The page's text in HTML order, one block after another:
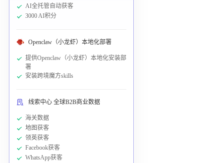
AI全托管自动获客
3000 AI积分
Openclaw（小龙虾）本地化部署
提供Openclaw（小龙虾）本地化安装部
署
安装跨境魔方skills
线索中心 全球B2B商业数据
海关数据
地图获客
领英获客
Facebook获客
WhatsApp获客